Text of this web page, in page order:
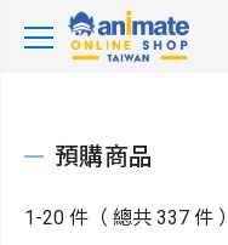
預購商品
1-20 件（ 總共 337 件 ）